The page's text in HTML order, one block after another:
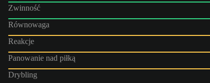
Zwinność
Równowaga
Reakcje
Panowanie nad piłką
Drybling